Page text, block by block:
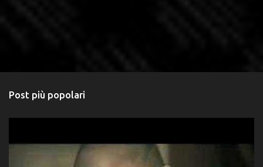
Post più popolari